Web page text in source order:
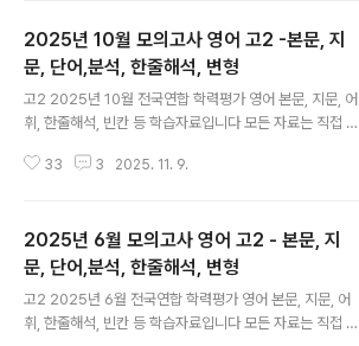
사를 찾는 것입니다. 특히 주절, 종속절의 동사의 판단, 과
거 동사와 과거분사의 구분할 줄 알아야 올바른 구문 분석
과 독해가 가능해집니다. 한줄해석의 파란색은 주절의 동
사이고, 보라색은 명사절, 초록색은 형용사절, 갈색은 부사
절 내의 동사들을 구분해 놓은 것입니다. 분석과 해석을 용
이하게 하기 위함입니다. 1단계의 지문만 파일을 통해 스스
2025년 10월 모의고사 영어 고2 -본문, 지
문, 단어,분석, 한줄해석, 변형
고2 2025년 10월 전국연합 학력평가 영어 본문, 지문, 어
휘, 한줄해석, 빈칸 등 학습자료입니다 모든 자료는 직접 제
다. 혹 교습용으로 사용하시려는 선생님들께서는 출처를
절, 종속절의 동사의 판단, 과거 동사와 과거분사의 구분할
줄 알아야 올바른 구문 분석과 독해가 가능해집니다. 한줄
해석의 파란색은 주절의 동사이고, 보라색은 명사절, 초록
색은 형용사절, 갈색은 부사절 내의 동사들을 구분해 놓은
것입니다. 분석과 해석을 용이하게 하기 위함입니다. 1단계
33 3 2025. 11. 9.
2025년 6월 모의고사 영어 고2 - 본문, 지
문, 단어,분석, 한줄해석, 변형
고2 2025년 6월 전국연합 학력평가 영어 본문, 지문, 어
휘, 한줄해석, 빈칸 등 학습자료입니다 모든 자료는 직접 제